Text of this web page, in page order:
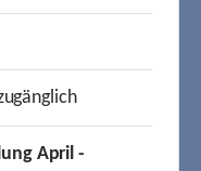
April -